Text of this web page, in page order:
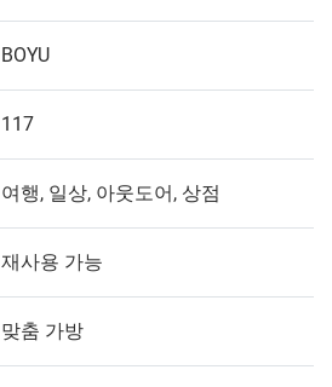
BOYU
117
여행, 일상, 아웃도어, 상점
재사용 가능
맞춤 가방